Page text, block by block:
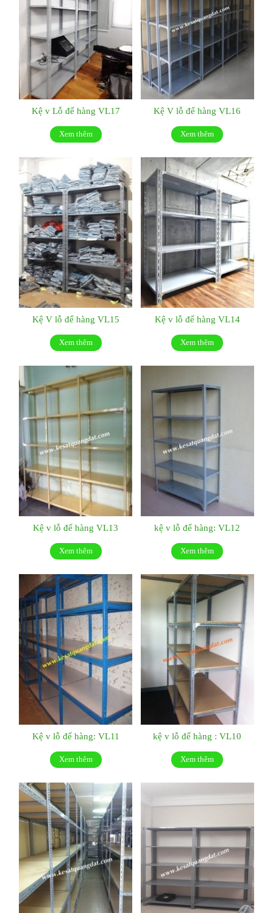
Kệ v Lỗ để hàng VL17
Xem thêm
Kệ V lỗ để hàng VL16
Xem thêm
Kệ V lỗ để hàng VL15
Xem thêm
Kệ v lỗ để hàng VL14
Xem thêm
Kệ v lỗ để hàng VL13
Xem thêm
kệ v lỗ để hàng: VL12
Xem thêm
Kệ v lỗ để hàng: VL11
Xem thêm
kệ v lỗ để hàng : VL10
Xem thêm